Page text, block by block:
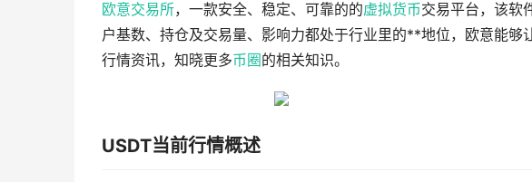
欧意交易所，一款安全、稳定、可靠的的虚拟货币交易平台，该软
户基数、持仓及交易量、影响力都处于行业里的**地位，欧意能
行情资讯，知晓更多币圈的相关知识。
USDT当前行情概述